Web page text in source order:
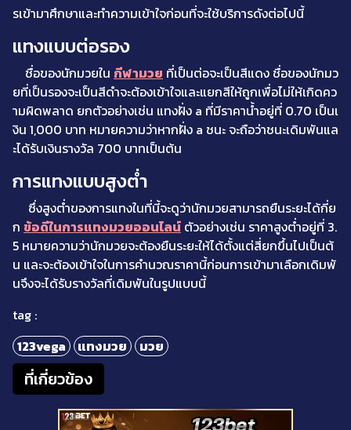
รเข้ามาศึกษาและทำความเข้าใจก่อนที่จะใช้บริการดังต่อไปนี้
แทงแบบต่อรอง
ชื่อของนักมวยใน กีฬามวย ที่เป็นต่อจะเป็นสีแดง ชื่อของนักมว
ยที่เป็นรองจะเป็นสีดำจะต้องเข้าใจและแยกสีให้ถูกเพื่อไม่ให้เกิดคว
ามผิดพลาด ยกตัวอย่างเช่น แทงฝั่ง a ที่มีราคาน้ำอยู่ที่ 0.70 เป็นเ
งิน 1,000 บาท หมายความว่าหากฝั่ง a ชนะ จะถือว่าชนะเดิมพันแล
ะได้รับเงินรางวัล 700 บาทเป็นต้น
การแทงแบบสูงต่ำ
ซึ่งสูงต่ำของการแทงในที่นี้จะดูว่านักมวยสามารถยืนระยะได้กี่ย
ก ข้อดีในการแทงมวยออนไลน์ ตัวอย่างเช่น ราคาสูงต่ำอยู่ที่ 3.
5 หมายความว่านักมวยจะต้องยืนระยะให้ได้ตั้งแต่สี่ยกขึ้นไปเป็นต้
น และจะต้องเข้าใจในการคำนวณราคานี้ก่อนการเข้ามาเลือกเดิมพั
นจึงจะได้รับรางวัลที่เดิมพันในรูปแบบนี้
tag :
123vega
แทงมวย มวย
ที่เกี่ยวข้อง